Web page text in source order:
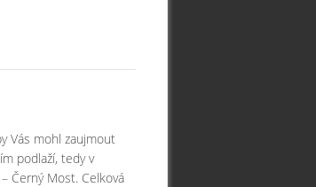
Vás mohl zaujmout
podlaží, tedy v
Černý Most. Celková